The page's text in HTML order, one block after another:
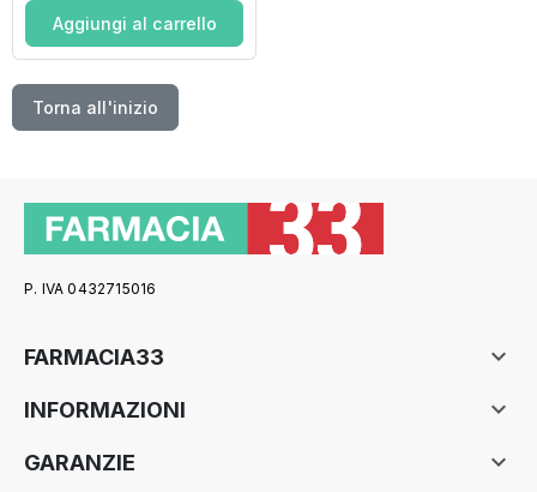
Aggiungi al carrello
Torna all'inizio
P. IVA 0432715016
FARMACIA33 
INFORMAZIONI 
GARANZIE 